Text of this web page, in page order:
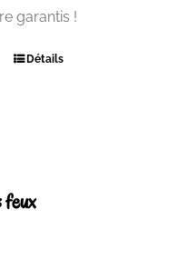
garantis !
Détails
feux